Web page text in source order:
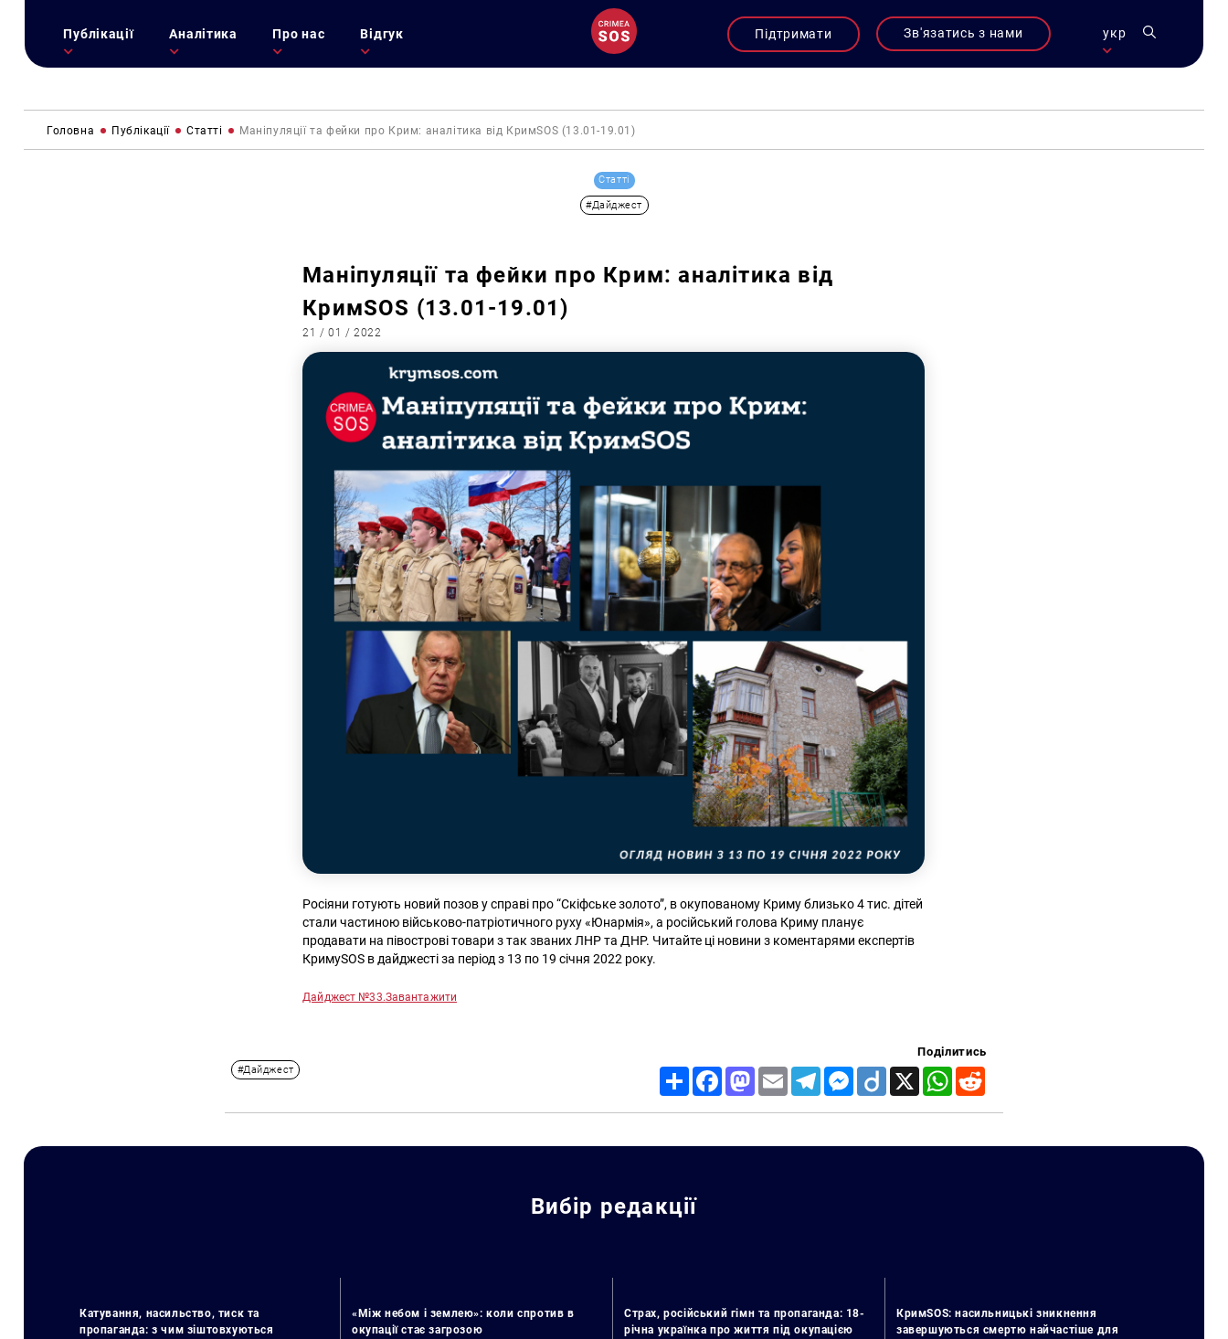
Публікації Аналітика Про нас Відгук Підтримати Зв'язатись з нами укр
Головна Публікації Статті Маніпуляції та фейки про Крим: аналітика від КримSOS (13.01-19.01)
Статті
#Дайджест
Маніпуляції та фейки про Крим: аналітика від
КримSOS (13.01-19.01)
21 / 01 / 2022
Росіяни готують новий позов у справі про “Скіфське золото”, в окупованому Криму близько 4 тис. дітей
стали частиною військово-патріотичного руху «Юнармія», а російський голова Криму планує
продавати на півострові товари з так званих ЛНР та ДНР. Читайте ці новини з коментарями експертів
КримуSOS в дайджесті за період з 13 по 19 січня 2022 року.
Дайджест №33.Завантажити
#Дайджест
Поділитись
Share FacebookMastodon
Email TelegramMessenger
Diigo X WhatsApp
Вибір редакції
Катування, насильство, тиск та
пропаганда: з чим зіштовхуються
«Між небом і землею»: коли спротив в
окупації стає загрозою
Страх, російський гімн та пропаганда: 18-
річна українка про життя під окупацією
КримSOS: насильницькі зникнення
завершуються смертю найчастіше для